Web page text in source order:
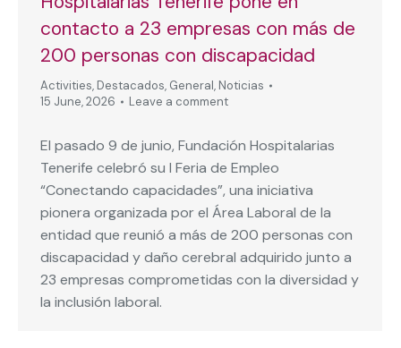
contacto a 23 empresas con más de
200 personas con discapacidad
Activities, Destacados, General, Noticias
15 June, 2026
Leave a comment
El pasado 9 de junio, Fundación Hospitalarias
Tenerife celebró su I Feria de Empleo
“Conectando capacidades”, una iniciativa
pionera organizada por el Área Laboral de la
entidad que reunió a más de 200 personas con
discapacidad y daño cerebral adquirido junto a
23 empresas comprometidas con la diversidad y
la inclusión laboral.